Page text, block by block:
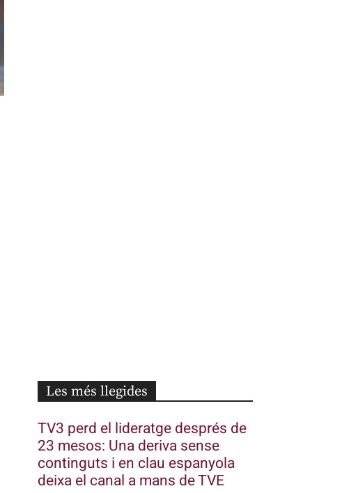
Les més llegides
TV3 perd el lideratge després de
23 mesos: Una deriva sense
continguts i en clau espanyola
deixa el canal a mans de TVE